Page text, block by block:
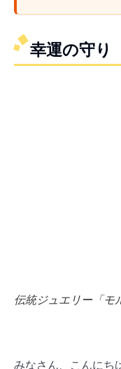
幸運の守り
伝統ジュエリー「モ
みなさん、こんにち